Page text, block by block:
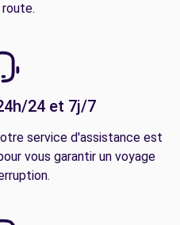
24 et 7j/7
service d'assistance est
vous garantir un voyage